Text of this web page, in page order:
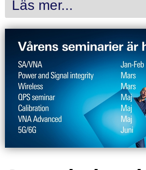
Läs mer...